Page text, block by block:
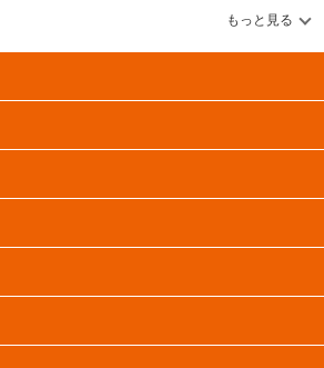
りたい地域から探して、広さ・料金[賃料]・セキュ
し入れ可能などの希望条件で絞込み！豊富な物件
収納スペースを簡単に探せるトランクルーム情報
クルームを見つけたら、メールか電話でお問合せ